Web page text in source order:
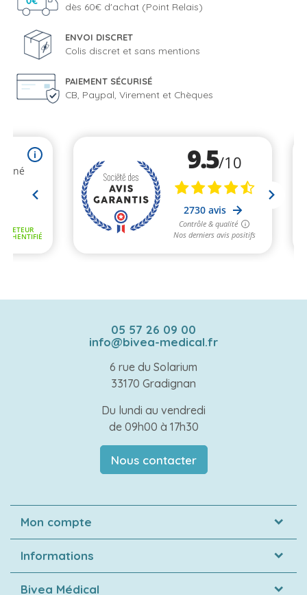
dès 60€ d'achat (Point Relais)
ENVOI DISCRET
Colis discret et sans mentions
PAIEMENT SÉCURISÉ
CB, Paypal, Virement et Chèques
05 57 26 09 00
info@bivea-medical.fr
6 rue du Solarium
33170 Gradignan
Du lundi au vendredi
de 09h00 à 17h30
Nous contacter
Mon compte
Informations
Bivea Médical